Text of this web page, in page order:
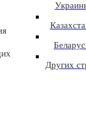
Других